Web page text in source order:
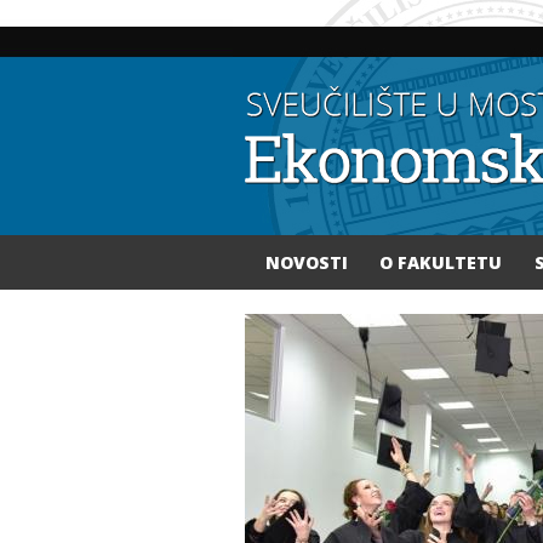
NOVOSTI O FAKULTETU
Vi ste ovdje